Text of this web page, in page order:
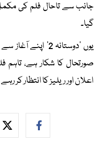
جانب سے تاحال فلم کی
گیا۔
یوں ’دوستانہ 2‘
صورتحال کا شکار ہے،
اعلان اور ریلیز کا انتظار کر